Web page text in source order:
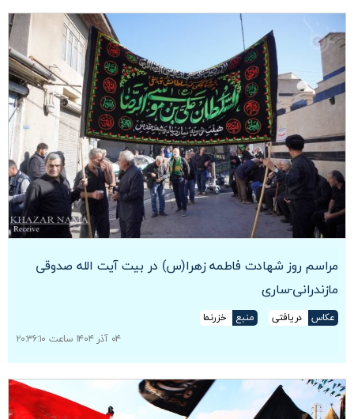
مراسم روز شهادت فاطمه زهرا(س) در بیت آیت الله صدوقی
مازندرانی-ساری
عکاس دریافتی منبع
خزرنما
۰۴ آذر ۱۴۰۴ ساعت ۲۰:۳۶:۱۰